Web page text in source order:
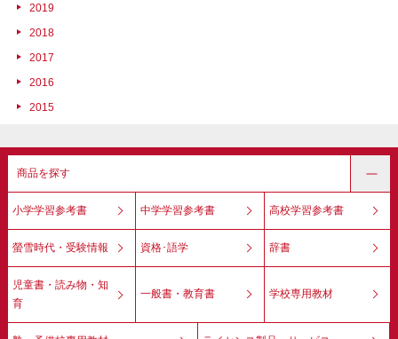
2019
2018
2017
2016
2015
商品を探す
小学学習参考書 中学学習参考書 高校学習参考書
螢雪時代・受験情報 資格･語学 辞書
児童書・読み物・知
育
一般書・教育書 学校専用教材